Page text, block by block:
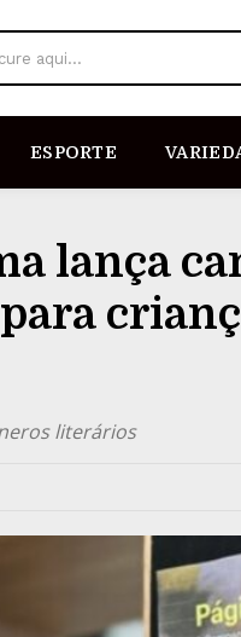
aqui...
ESPORTE
lança
literários